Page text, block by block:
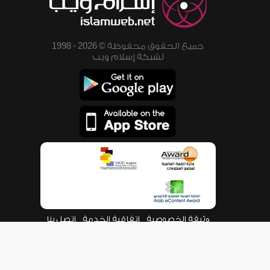
جميع الحقوق محفوظة © 2026 - 1998
لشبكة إسلام ويب
وثيقة الخصوصية اتفاقية الخدمة اتصل بنا